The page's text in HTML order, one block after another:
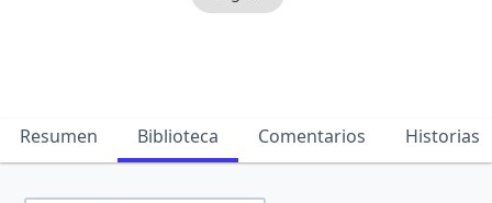
Resumen Biblioteca Comentarios Historias